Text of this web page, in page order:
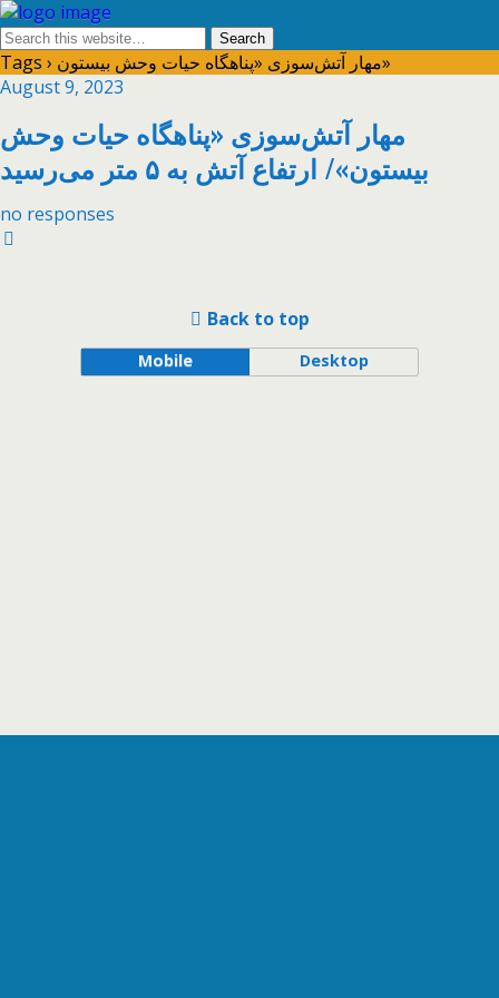
Tags › مهار آتش‌سوزی «پناهگاه حیات وحش بیستون»
August 9, 2023
مهار آتش‌سوزی «پناهگاه حیات وحش
بیستون»/ ارتفاع آتش به ۵ متر می‌رسید
no responses
Back to top
Mobile Desktop